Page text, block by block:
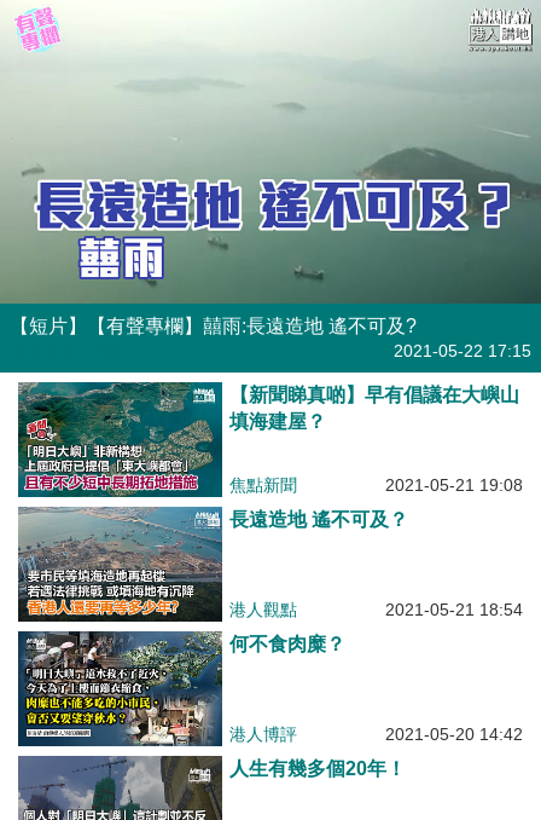
【短片】【有聲專欄】囍雨:長遠造地 遙不可及?
2021-05-22 17:15
【新聞睇真啲】早有倡議在大嶼山
填海建屋？
焦點新聞 2021-05-21 19:08
長遠造地 遙不可及？
港人觀點 2021-05-21 18:54
何不食肉糜？
港人博評 2021-05-20 14:42
人生有幾多個20年！